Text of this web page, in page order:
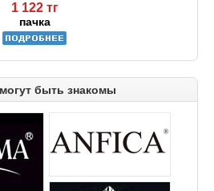
1 122 тг
пачка
быть знакомы